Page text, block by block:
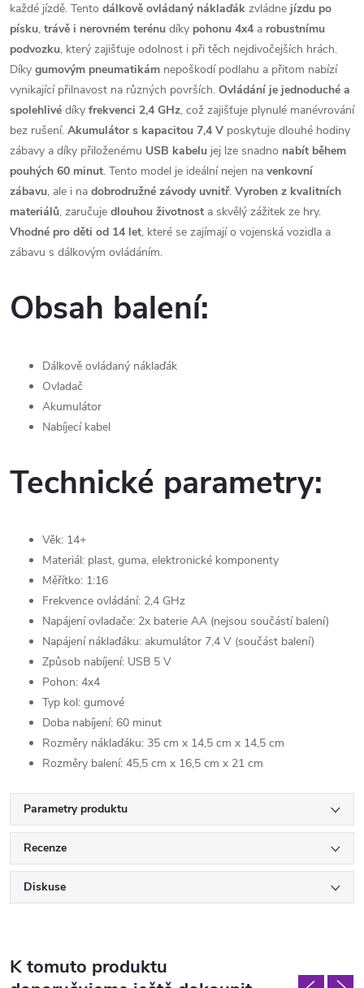
každé jízdě. Tento dálkově ovládaný náklaďák zvládne jízdu po
písku, trávě i nerovném terénu díky pohonu 4x4 a robustnímu
podvozku, který zajišťuje odolnost i při těch nejdivočejších hrách.
Díky gumovým pneumatikám nepoškodí podlahu a přitom nabízí
vynikající přilnavost na různých površích. Ovládání je jednoduché a
spolehlivé díky frekvenci 2,4 GHz, což zajišťuje plynulé manévrování
bez rušení. Akumulátor s kapacitou 7,4 V poskytuje dlouhé hodiny
zábavy a díky přiloženému USB kabelu jej lze snadno nabít během
pouhých 60 minut. Tento model je ideální nejen na venkovní
zábavu, ale i na dobrodružné závody uvnitř. Vyroben z kvalitních
materiálů, zaručuje dlouhou životnost a skvělý zážitek ze hry.
Vhodné pro děti od 14 let, které se zajímají o vojenská vozidla a
zábavu s dálkovým ovládáním.
Obsah balení:
Dálkově ovládaný náklaďák
Ovladač
Akumulátor
Nabíjecí kabel
Technické parametry:
Věk: 14+
Materiál: plast, guma, elektronické komponenty
Měřítko: 1:16
Frekvence ovládání: 2,4 GHz
Napájení ovladače: 2x baterie AA (nejsou součástí balení)
Napájení náklaďáku: akumulátor 7,4 V (součást balení)
Způsob nabíjení: USB 5 V
Pohon: 4x4
Typ kol: gumové
Doba nabíjení: 60 minut
Rozměry náklaďáku: 35 cm x 14,5 cm x 14,5 cm
Rozměry balení: 45,5 cm x 16,5 cm x 21 cm
Parametry produktu
Recenze
Diskuse
K tomuto produktu